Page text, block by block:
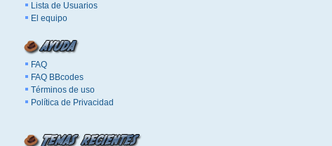
Lista de Usuarios
El equipo
FAQ
FAQ BBcodes
Términos de uso
Política de Privacidad